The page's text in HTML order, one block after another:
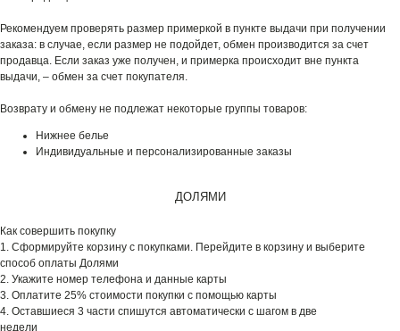
Рекомендуем проверять размер примеркой в пункте выдачи при получении
заказа: в случае, если размер не подойдет, обмен производится за счет
продавца. Если заказ уже получен, и примерка происходит вне пункта
выдачи, – обмен за счет покупателя.
Возврату и обмену не подлежат некоторые группы товаров:
Нижнее белье
Индивидуальные и персонализированные заказы
ДОЛЯМИ
Как совершить покупку
1. Сформируйте корзину с покупками. Перейдите в корзину и выберите
способ оплаты Долями
2. Укажите номер телефона и данные карты
3. Оплатите 25% стоимости покупки с помощью карты
4. Оставшиеся 3 части спишутся автоматически с шагом в две
недели